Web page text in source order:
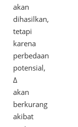
akan
dihasilkan,
tetapi
karena
perbedaan
potensial,
Δ
akan
berkurang
akibat